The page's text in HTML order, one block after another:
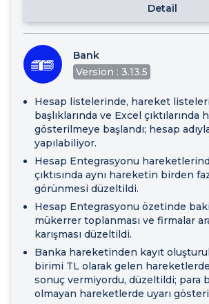
Detail
Bank
Version : 3.13.5
Hesap listelerinde, hareket
başlıklarında ve Excel çıktılarında
gösterilmeye başlandı; hesap
yapılabiliyor.
Hesap Entegrasyonu
çıktısında aynı hareketin birden
görünmesi düzeltildi.
Hesap Entegrasyonu özetinde
mükerrer toplanması ve firmalar
karışması düzeltildi.
Banka hareketinden kayıt
birimi TL olarak gelen hareketlerde
sonuç vermiyordu, düzeltildi; para
olmayan hareketlerde uyarı